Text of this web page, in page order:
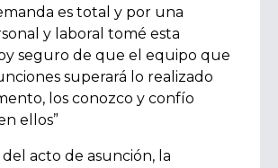
es total y por una
y laboral tomé esta
seguro de que el equipo que
superará lo realizado
los conozco y confío
ellos”
acto de asunción, la